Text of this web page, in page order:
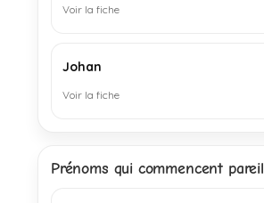
Voir la fiche
Johan
Voir la fiche
Prénoms qui commencent pareil